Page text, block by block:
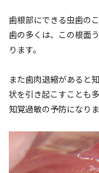
歯根部にできる虫歯の
歯の多くは、この根面
ります。
また歯肉退縮があると
状を引き起こすことも
知覚過敏の予防になりま